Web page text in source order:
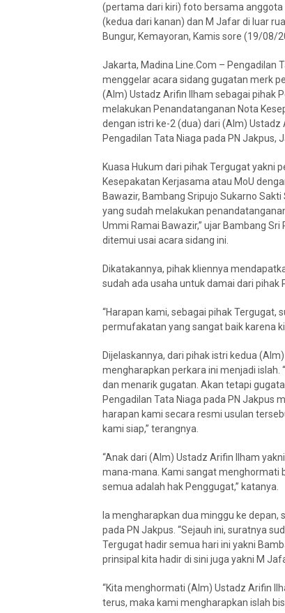
(pertama dari kiri) foto bersama anggota
(kedua dari kanan) dan M Jafar di luar
Bungur, Kemayoran, Kamis sore (19/08/
Jakarta, Madina Line.Com – Pengadilan
menggelar acara sidang gugatan merk
(Alm) Ustadz Arifin Ilham sebagai pihak
melakukan Penandatanganan Nota
dengan istri ke-2 (dua) dari (Alm)
Pengadilan Tata Niaga pada PN Jakpus,
Kuasa Hukum dari pihak Tergugat yakni
Kesepakatan Kerjasama atau MoU
Bawazir, Bambang Sripujo Sukarno
yang sudah melakukan
Ummi Ramai Bawazir,” ujar Bambang
ditemui usai acara sidang ini.
Dikatakannya, pihak kliennya
sudah ada usaha untuk damai dari pihak
“Harapan kami, sebagai pihak
permufakatan yang sangat baik karena
Dijelaskannya, dari pihak istri kedua
mengharapkan perkara ini menjadi islah.
dan menarik gugatan. Akan tetapi
Pengadilan Tata Niaga pada PN Jakpus
harapan kami secara resmi usulan
kami siap,” terangnya.
“Anak dari (Alm) Ustadz Arifin Ilham
mana-mana. Kami sangat menghormati
semua adalah hak Penggugat,” katanya.
Ia mengharapkan dua minggu ke depan,
pada PN Jakpus. “Sejauh ini, suratnya
Tergugat hadir semua hari ini yakni
prinsipal kita hadir di sini juga yakni M
“Kita menghormati (Alm) Ustadz Arifin
terus, maka kami mengharapkan islah